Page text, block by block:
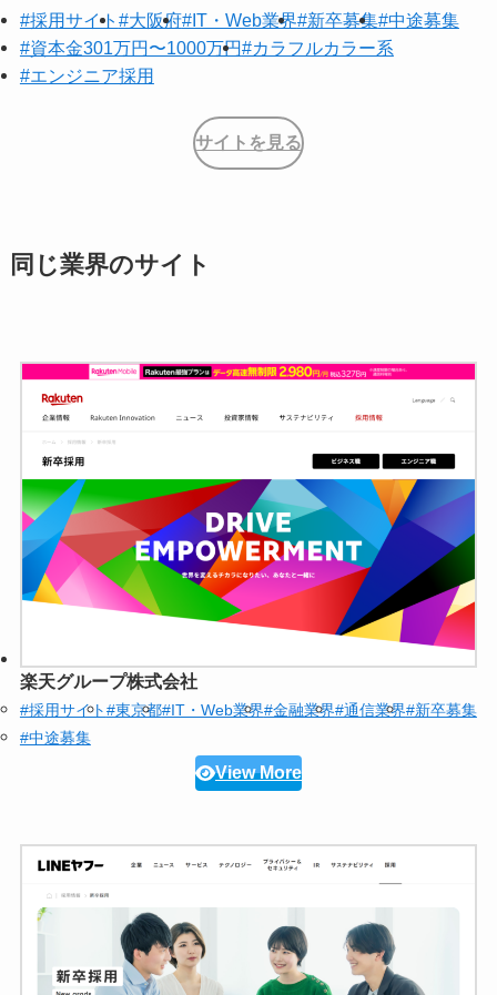
#採用サイト #大阪府#IT・Web業界#新卒募集#中途募集
#資本金301万円〜1000万円#カラフルカラー系
#エンジニア採用
サイトを見る
同じ業界のサイト
楽天グループ株式会社
#採用サイト#東京都#IT・Web業界#金融業界#通信業界#新卒募集
#中途募集
View More